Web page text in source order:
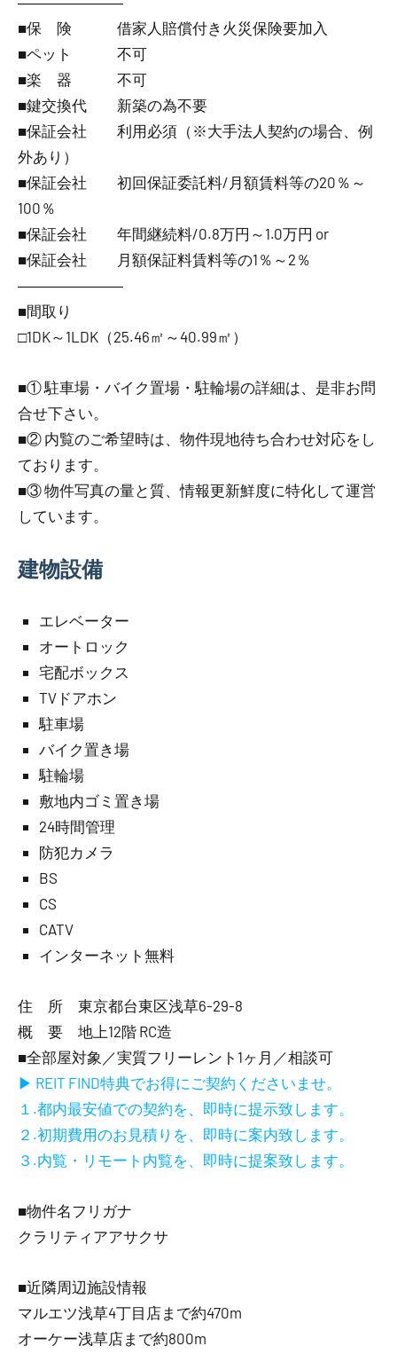
■保 険 借家人賠償付き火災保険要加入
■ペット 不可
■楽 器 不可
■鍵交換代 新築の為不要
■保証会社 利用必須（※大手法人契約の場合、例
外あり）
■保証会社 初回保証委託料/月額賃料等の20％～
100％
■保証会社 年間継続料/0.8万円～1.0万円 or
■保証会社 月額保証料賃料等の1％～2％
―――――――
■間取り
□1DK～1LDK（25.46㎡～40.99㎡）
■① 駐車場・バイク置場・駐輪場の詳細は、是非お問
合せ下さい。
■② 内覧のご希望時は、物件現地待ち合わせ対応をし
ております。
■③ 物件写真の量と質、情報更新鮮度に特化して運営
しています。
建物設備
エレベーター
オートロック
宅配ボックス
TVドアホン
駐車場
バイク置き場
駐輪場
敷地内ゴミ置き場
24時間管理
防犯カメラ
BS
CS
CATV
インターネット無料
住 所 東京都台東区浅草6-29-8
概 要 地上12階 RC造
■全部屋対象／実質フリーレント1ヶ月／相談可
▶ REIT FIND特典でお得にご契約くださいませ。
１.都内最安値での契約を、即時に提示致します。
２.初期費用のお見積りを、即時に案内致します。
３.内覧・リモート内覧を、即時に提案致します。
■物件名フリガナ
クラリティアアサクサ
■近隣周辺施設情報
マルエツ浅草4丁目店まで約470m
オーケー浅草店まで約800m